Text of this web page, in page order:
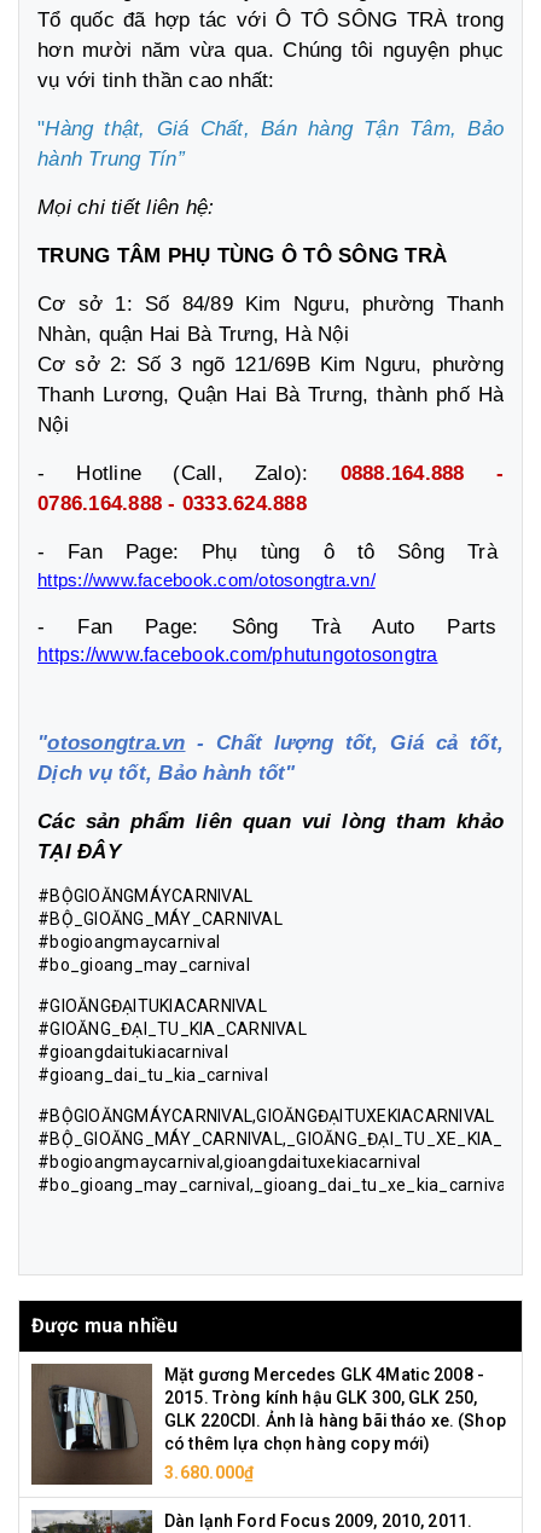
Tổ quốc đã hợp tác với Ô TÔ SÔNG TRÀ trong
hơn mười năm vừa qua. Chúng tôi nguyện phục
vụ với tinh thần cao nhất:
"Hàng thật, Giá Chất, Bán hàng Tận Tâm, Bảo
hành Trung Tín”
Mọi chi tiết liên hệ:
TRUNG TÂM PHỤ TÙNG Ô TÔ SÔNG TRÀ
Cơ sở 1: Số 84/89 Kim Ngưu, phường Thanh
Nhàn, quận Hai Bà Trưng, Hà Nội
Cơ sở 2: Số 3 ngõ 121/69B Kim Ngưu, phường
Thanh Lương, Quận Hai Bà Trưng, thành phố Hà
Nội
- Hotline (Call, Zalo): 0888.164.888 -
0786.164.888 - 0333.624.888
- Fan Page: Phụ tùng ô tô Sông Trà
https://www.facebook.com/otosongtra.vn/
- Fan Page: Sông Trà Auto Parts
https://www.facebook.com/phutungotosongtra
"otosongtra.vn - Chất lượng tốt, Giá cả tốt,
Dịch vụ tốt, Bảo hành tốt"
Các sản phẩm liên quan vui lòng tham khảo
TẠI ĐÂY
#BỘGIOĂNGMÁYCARNIVAL
#BỘ_GIOĂNG_MÁY_CARNIVAL
#bogioangmaycarnival
#bo_gioang_may_carnival
#GIOĂNGĐẠITUKIACARNIVAL
#GIOĂNG_ĐẠI_TU_KIA_CARNIVAL
#gioangdaitukiacarnival
#gioang_dai_tu_kia_carnival
#BỘGIOĂNGMÁYCARNIVAL,GIOĂNGĐẠITUXEKIACARNIVAL
#bogioangmaycarnival,gioangdaituxekiacarnival
#bo_gioang_may_carnival,_gioang_dai_tu_xe_kia_carnival
Được mua nhiều
Mặt gương Mercedes GLK 4Matic 2008 -
2015. Tròng kính hậu GLK 300, GLK 250,
GLK 220CDI. Ảnh là hàng bãi tháo xe. (Shop
có thêm lựa chọn hàng copy mới)
3.680.000₫
Dàn lạnh Ford Focus 2009, 2010, 2011.